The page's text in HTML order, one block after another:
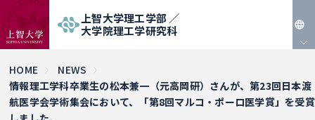
上智大学理工学部 ／
大学院理工学研究科
EN
HOME
NEWS
情報理工学科卒業生の松本兼一（元高岡研）さんが、第23回日本渡
航医学会学術集会において、「第8回マルコ・ポーロ医学賞」を受賞